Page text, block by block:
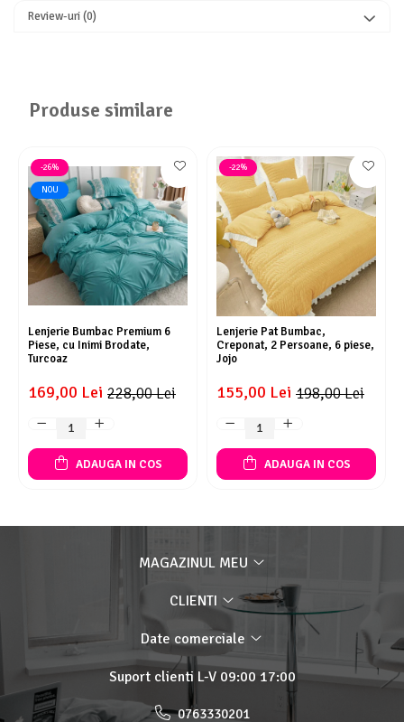
Review-uri(0)
Produse similare
-26%
NOU
Lenjerie Bumbac Premium 6
Piese, cu Inimi Brodate,
Turcoaz
228,00 Lei
169,00 Lei
ADAUGA IN COS
-22%
Lenjerie Pat Bumbac,
Creponat, 2 Persoane, 6 piese,
Jojo
198,00 Lei
155,00 Lei
ADAUGA IN COS
MAGAZINUL MEU
CLIENTI
Date comerciale
Suport clienti L-V 09:00 17:00
0763330201